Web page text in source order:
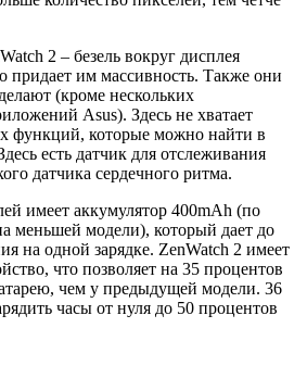
2 – безель вокруг дисплея
придает им массивность. Также они
(кроме нескольких
Asus). Здесь не хватает
функций, которые можно найти в
есть датчик для отслеживания
датчика сердечного ритма.
имеет аккумулятор 400mAh (по
меньшей модели), который дает до
на одной зарядке. ZenWatch 2 имеет
что позволяет на 35 процентов
чем у предыдущей модели. 36
часы от нуля до 50 процентов